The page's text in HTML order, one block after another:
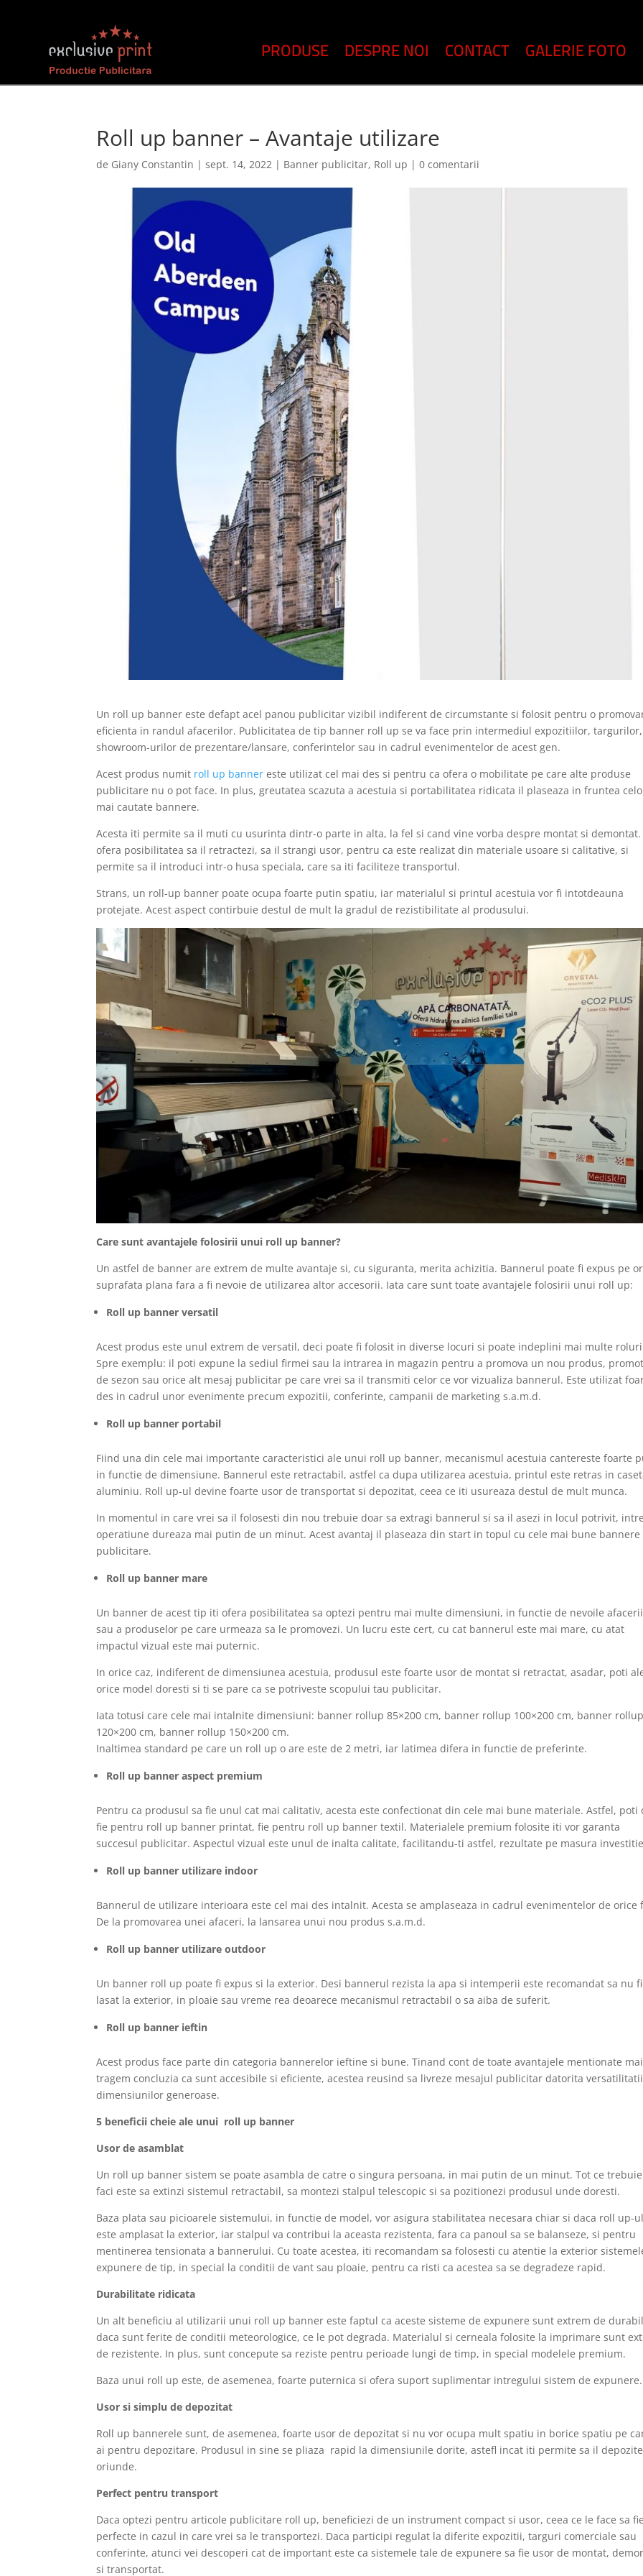
PRODUSE DESPRE NOI CONTACT GALERIE FOTO
Roll up banner – Avantaje utilizare
de Giany Constantin |sept. 14, 2022 | Banner publicitar, Roll up |0 comentarii
Un roll up banner este defapt acel panou publicitar vizibil indiferent de circumstante si folosit pentru o
eficienta in randul afacerilor. Publicitatea de tip banner roll up se va face prin intermediul expozitiilor, targurilor,
showroom-urilor de prezentare/lansare, conferintelor sau in cadrul evenimentelor de acest gen.
Acest produs numit roll up banner este utilizat cel mai des si pentru ca ofera o mobilitate pe care alte produse
publicitare nu o pot face. In plus, greutatea scazuta a acestuia si portabilitatea ridicata il plaseaza in fruntea
mai cautate bannere.
Acesta iti permite sa il muti cu usurinta dintr-o parte in alta, la fel si cand vine vorba despre montat si demontat.
ofera posibilitatea sa il retractezi, sa il strangi usor, pentru ca este realizat din materiale usoare si calitative, si
permite sa il introduci intr-o husa speciala, care sa iti faciliteze transportul.
Strans, un roll-up banner poate ocupa foarte putin spatiu, iar materialul si printul acestuia vor fi intotdeauna
protejate. Acest aspect contirbuie destul de mult la gradul de rezistibilitate al produsului.
Care sunt avantajele folosirii unui roll up banner?
Un astfel de banner are extrem de multe avantaje si, cu siguranta, merita achizitia. Bannerul poate fi expus pe
suprafata plana fara a fi nevoie de utilizarea altor accesorii. Iata care sunt toate avantajele folosirii unui roll up:
Roll up banner versatil
Acest produs este unul extrem de versatil, deci poate fi folosit in diverse locuri si poate indeplini mai multe
Spre exemplu: il poti expune la sediul firmei sau la intrarea in magazin pentru a promova un nou produs,
de sezon sau orice alt mesaj publicitar pe care vrei sa il transmiti celor ce vor vizualiza bannerul. Este utilizat
des in cadrul unor evenimente precum expozitii, conferinte, campanii de marketing s.a.m.d.
Roll up banner portabil
Fiind una din cele mai importante caracteristici ale unui roll up banner, mecanismul acestuia cantereste foarte
in functie de dimensiune. Bannerul este retractabil, astfel ca dupa utilizarea acestuia, printul este retras in
aluminiu. Roll up-ul devine foarte usor de transportat si depozitat, ceea ce iti usureaza destul de mult munca.
In momentul in care vrei sa il folosesti din nou trebuie doar sa extragi bannerul si sa il asezi in locul potrivit,
operatiune dureaza mai putin de un minut. Acest avantaj il plaseaza din start in topul cu cele mai bune bannere
publicitare.
Roll up banner mare
Un banner de acest tip iti ofera posibilitatea sa optezi pentru mai multe dimensiuni, in functie de nevoile
sau a produselor pe care urmeaza sa le promovezi. Un lucru este cert, cu cat bannerul este mai mare, cu atat
impactul vizual este mai puternic.
In orice caz, indiferent de dimensiunea acestuia, produsul este foarte usor de montat si retractat, asadar, poti
orice model doresti si ti se pare ca se potriveste scopului tau publicitar.
Iata totusi care cele mai intalnite dimensiuni: banner rollup 85×200 cm, banner rollup 100×200 cm, banner rollup
120×200 cm, banner rollup 150×200 cm.
Inaltimea standard pe care un roll up o are este de 2 metri, iar latimea difera in functie de preferinte.
Roll up banner aspect premium
Pentru ca produsul sa fie unul cat mai calitativ, acesta este confectionat din cele mai bune materiale. Astfel, poti
fie pentru roll up banner printat, fie pentru roll up banner textil. Materialele premium folosite iti vor garanta
succesul publicitar. Aspectul vizual este unul de inalta calitate, facilitandu-ti astfel, rezultate pe masura
Roll up banner utilizare indoor
Bannerul de utilizare interioara este cel mai des intalnit. Acesta se amplaseaza in cadrul evenimentelor de orice
De la promovarea unei afaceri, la lansarea unui nou produs s.a.m.d.
Roll up banner utilizare outdoor
Un banner roll up poate fi expus si la exterior. Desi bannerul rezista la apa si intemperii este recomandat sa nu
lasat la exterior, in ploaie sau vreme rea deoarece mecanismul retractabil o sa aiba de suferit.
Roll up banner ieftin
Acest produs face parte din categoria bannerelor ieftine si bune. Tinand cont de toate avantajele mentionate
tragem concluzia ca sunt accesibile si eficiente, acestea reusind sa livreze mesajul publicitar datorita
dimensiunilor generoase.
5 beneficii cheie ale unui roll up banner
Usor de asamblat
Un roll up banner sistem se poate asambla de catre o singura persoana, in mai putin de un minut. Tot ce trebuie
faci este sa extinzi sistemul retractabil, sa montezi stalpul telescopic si sa pozitionezi produsul unde doresti.
Baza plata sau picioarele sistemului, in functie de model, vor asigura stabilitatea necesara chiar si daca roll up-ul
este amplasat la exterior, iar stalpul va contribui la aceasta rezistenta, fara ca panoul sa se balanseze, si pentru
mentinerea tensionata a bannerului. Cu toate acestea, iti recomandam sa folosesti cu atentie la exterior
expunere de tip, in special la conditii de vant sau ploaie, pentru ca risti ca acestea sa se degradeze rapid.
Durabilitate ridicata
Un alt beneficiu al utilizarii unui roll up banner este faptul ca aceste sisteme de expunere sunt extrem de
daca sunt ferite de conditii meteorologice, ce le pot degrada. Materialul si cerneala folosite la imprimare sunt
de rezistente. In plus, sunt concepute sa reziste pentru perioade lungi de timp, in special modelele premium.
Baza unui roll up este, de asemenea, foarte puternica si ofera suport suplimentar intregului sistem de expunere.
Usor si simplu de depozitat
Roll up bannerele sunt, de asemenea, foarte usor de depozitat si nu vor ocupa mult spatiu in borice spatiu pe
ai pentru depozitare. Produsul in sine se pliaza rapid la dimensiunile dorite, astefl incat iti permite sa il
oriunde.
Perfect pentru transport
Daca optezi pentru articole publicitare roll up, beneficiezi de un instrument compact si usor, ceea ce le face sa fie
perfecte in cazul in care vrei sa le transportezi. Daca participi regulat la diferite expozitii, targuri comerciale sau
conferinte, atunci vei descoperi cat de important este ca sistemele tale de expunere sa fie usor de montat,
si transportat.